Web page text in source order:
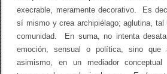
execrable, meramente decorativo. Es
sí mismo y crea archipiélago; aglutina, tal
comunidad. En suma, no intenta
emoción, sensual o política, sino que
asimismo, en un mediador conceptual